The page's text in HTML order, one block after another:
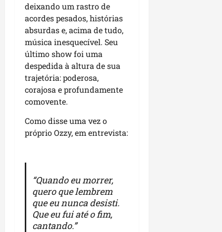
deixando um rastro de
acordes pesados, histórias
absurdas e, acima de tudo,
música inesquecível. Seu
último show foi uma
despedida à altura de sua
trajetória: poderosa,
corajosa e profundamente
comovente.
Como disse uma vez o
próprio Ozzy, em entrevista:
“Quando eu morrer,
quero que lembrem
que eu nunca desisti.
Que eu fui até o fim,
cantando.”